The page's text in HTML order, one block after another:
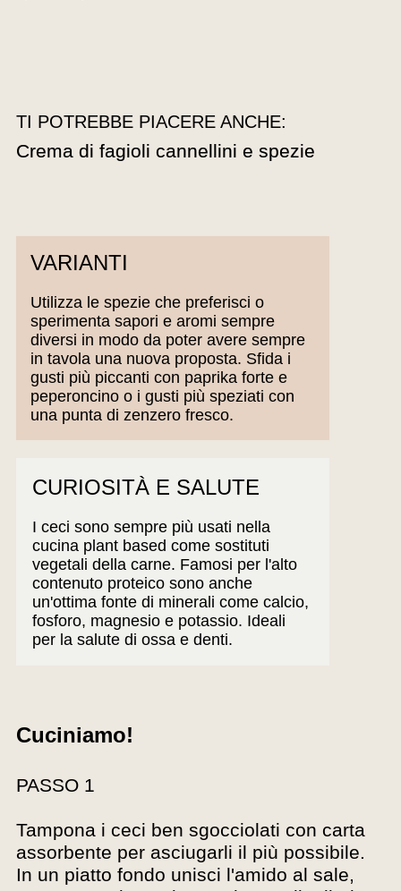
TI POTREBBE PIACERE ANCHE:
Crema di fagioli cannellini e spezie
VARIANTI
Utilizza le spezie che preferisci o
sperimenta sapori e aromi sempre
diversi in modo da poter avere sempre
in tavola una nuova proposta. Sfida i
gusti più piccanti con paprika forte e
peperoncino o i gusti più speziati con
una punta di zenzero fresco.
CURIOSITÀ E SALUTE
I ceci sono sempre più usati nella
cucina plant based come sostituti
vegetali della carne. Famosi per l'alto
contenuto proteico sono anche
un'ottima fonte di minerali come calcio,
fosforo, magnesio e potassio. Ideali
per la salute di ossa e denti.
Cuciniamo!
PASSO 1
Tampona i ceci ben sgocciolati con carta
assorbente per asciugarli il più possibile.
In un piatto fondo unisci l'amido al sale,